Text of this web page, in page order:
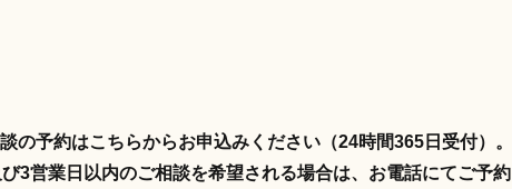
の予約はこちらからお申込みください（24時間365日受付）。
3営業日以内のご相談を希望される場合は、お電話にてご予約